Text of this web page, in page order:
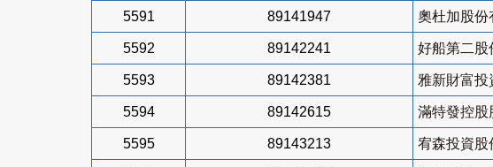
5591 89141947 奧杜加股份
5592 89142241 好船第二股
5593 89142381 雅新財富投
5594 89142615 滿特發控股
5595 89143213 宥森投資股